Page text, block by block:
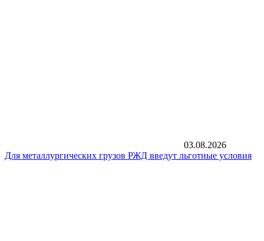
03.08.2026
Для металлургических грузов РЖД введут льготные условия